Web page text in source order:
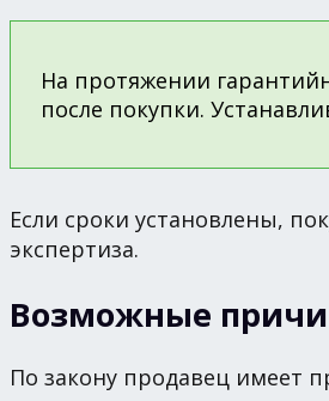
На протяжении
после покупки.
Если сроки установлены,
экспертиза.
Возможные
По закону продавец имеет